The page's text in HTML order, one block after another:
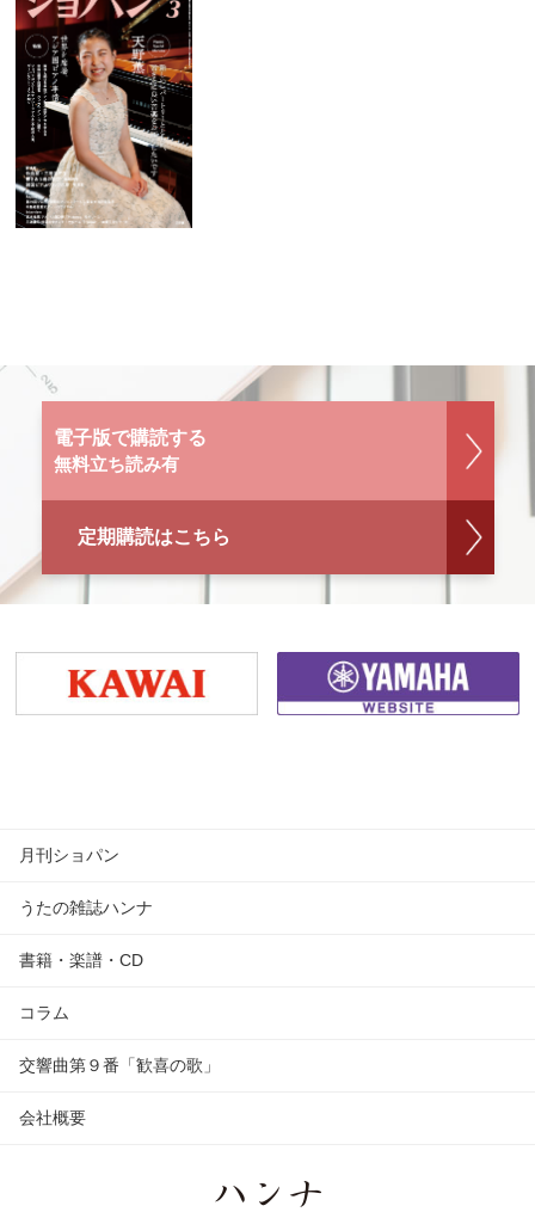
電子版で購読する
無料立ち読み有
定期購読はこちら
月刊ショパン
うたの雑誌ハンナ
書籍・楽譜・CD
コラム
交響曲第９番「歓喜の歌」
会社概要